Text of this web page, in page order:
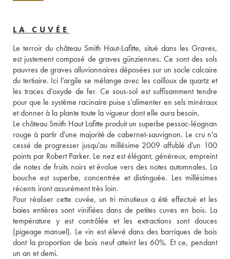
LA CUVÉE
Le terroir du château Smith Haut-Lafitte, situé dans les Graves,
est justement composé de graves günziennes. Ce sont des sols
pauvres de graves alluvionnaires déposées sur un socle calcaire
du tertiaire. Ici l’argile se mélange avec les cailloux de quartz et
les traces d’oxyde de fer. Ce sous-sol est suffisamment tendre
pour que le système racinaire puise s’alimenter en sels minéraux
et donner à la plante toute la vigueur dont elle aura besoin.
Le château Smith Haut Lafitte produit un superbe pessac-léognan
rouge à partir d'une majorité de cabernet-sauvignon. Le cru n'a
cessé de progresser jusqu'au millésime 2009 affublé d'un 100
points par Robert Parker. Le nez est élégant, généreux, empreint
de notes de fruits noirs et évolue vers des notes automnales. La
bouche est superbe, concentrée et distinguée. Les millésimes
récents iront assurément très loin.
Pour réaliser cette cuvée, un tri minutieux a été effectué et les
baies entières sont vinifiées dans de petites cuves en bois. La
température y est contrôlée et les extractions sont douces
(pigeage manuel). Le vin est élevé dans des barriques de bois
dont la proportion de bois neuf atteint les 60%. Et ce, pendant
un an et demi.